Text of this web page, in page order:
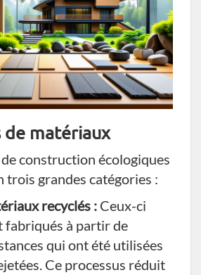
de matériaux
construction écologiques
trois grandes catégories :
recyclés : Ceux-ci
fabriqués à partir de
qui ont été utilisées
Ce processus réduit